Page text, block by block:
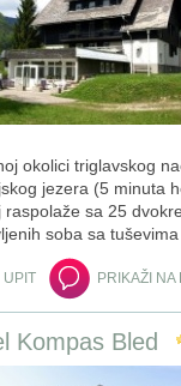
okolici triglavskog
jezera (5 minuta
raspolaže sa 25
soba sa
UPIT PRIKAŽI NA
Kompas Bled